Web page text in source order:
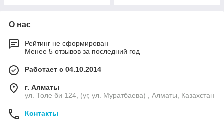
О нас
Рейтинг не сформирован
Менее 5 отзывов за последний год
Работает с 04.10.2014
г. Алматы
ул. Толе би 124, (уг, ул. Муратбаева) , Алматы, Казахстан
Контакты